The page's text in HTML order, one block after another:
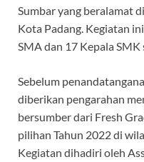
Sumbar yang beralamat
Kota Padang. Kegiatan
SMA dan 17 Kepala SMK
Sebelum
diberikan pengarahan
bersumber dari Fresh
pilihan Tahun 2022 di
Kegiatan dihadiri oleh